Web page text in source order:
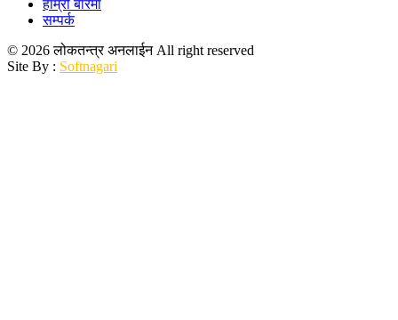
हाम्रो बारेमा
सम्पर्क
© 2026 लोकतन्त्र अनलाईन All right reserved
Site By : Softnagari